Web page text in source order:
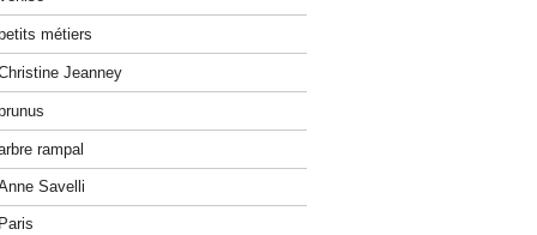
métiers
Jeanney
rampal
Savelli
Paris